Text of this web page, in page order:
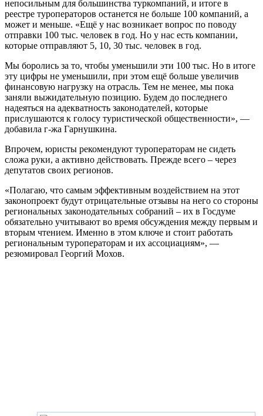
непосильным для большинства туркомпаний, и итоге в
реестре туроператоров останется не больше 100 компаний, а
может и меньше. «Ещё у нас возникает вопрос по поводу
отправки 100 тыс. человек в год. Но у нас есть компании,
которые отправляют 5, 10, 30 тыс. человек в год.
Мы боролись за то, чтобы уменьшили эти 100 тыс. Но в итоге
эту цифры не уменьшили, при этом ещё больше увеличив
финансовую нагрузку на отрасль. Тем не менее, мы пока
заняли выжидательную позицию. Будем до последнего
надеяться на адекватность законодателей, которые
прислушаются к голосу туристической общественности», —
добавила г-жа Гарнушкина.
Впрочем, юристы рекомендуют туроператорам не сидеть
сложа руки, а активно действовать. Прежде всего – через
депутатов своих регионов.
«Полагаю, что самым эффективным воздействием на этот
законопроект будут отрицательные отзывы на него со стороны
региональных законодательных собраний – их в Госдуме
обязательно учитывают во время обсуждения между первым и
вторым чтением. Именно в этом ключе и стоит работать
региональным туроператорам и их ассоциациям», —
резюмировал Георгий Мохов.